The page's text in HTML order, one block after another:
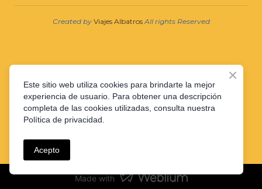
Created by Viajes Albatros All rights Reserved
Política de Privacidad
Este sitio web utiliza cookies para brindarte la mejor
experiencia de usuario. Para obtener una descripción
completa de las cookies utilizadas, consulta nuestra
Política de privacidad.
Acepto
Made with